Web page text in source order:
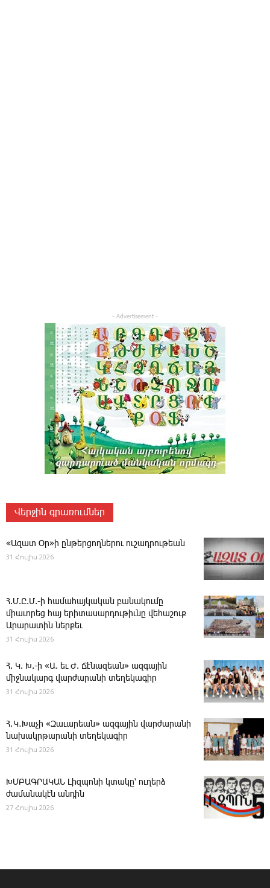
- Advertisement -
Վերջին գրառումներ
«Ազատ Օր»ի ընթերցողներու ուշադրութեան
31 Հուլիս 2026
Հ.Մ.Ը.Մ.-ի համահայկական բանակումը
միաւորեց հայ երիտասարդութիւնը վեհաշուք
Արարատին ներքեւ
31 Հուլիս 2026
Հ. Կ. Խ.-ի «Ա. եւ Ժ. ­Ճէնազեան» ազգային
միջնակարգ վարժարանի տեղեկագիր
31 Հուլիս 2026
Հ․Կ․Խաչի «Զաւարեան» ազգային վարժարանի
նախակրթարանի տեղեկագիր
31 Հուլիս 2026
ԽՄԲԱԳՐԱԿԱՆ ­Լիզպոնի կտակը՝ ուղերձ
ժամանակէն անդին
27 Հուլիս 2026